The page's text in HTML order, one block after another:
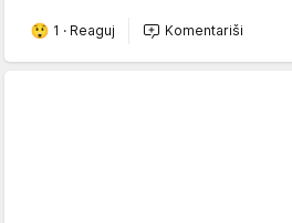
1 · Reaguj Komentariši